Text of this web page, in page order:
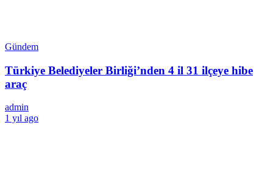
Gündem
Türkiye Belediyeler Birliği’nden 4 il 31 ilçeye hibe
araç
admin
1 yıl ago